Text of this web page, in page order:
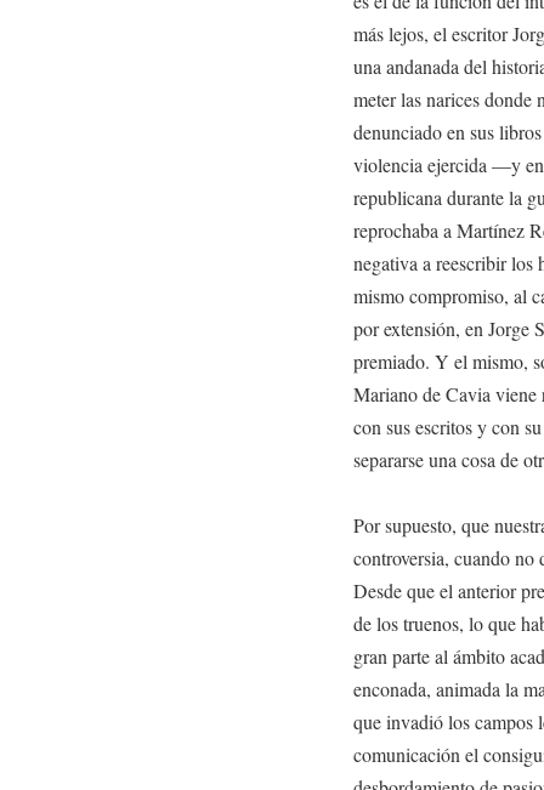
más lejos, el escritor
una andanada del
meter las narices donde
denunciado en sus
violencia ejercida —y
republicana durante la
reprochaba a Martínez
negativa a reescribir los
mismo compromiso, al
por extensión, en Jorge
premiado. Y el mismo,
Mariano de Cavia viene
con sus escritos y con
separarse una cosa de
Por supuesto, que
controversia, cuando
Desde que el anterior
de los truenos, lo que
gran parte al ámbito
enconada, animada la
que invadió los campos
comunicación el